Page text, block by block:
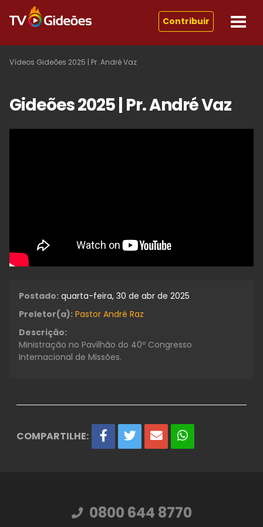
Contribuir
Vídeos Gideões 2025 | Pr. André Vaz
Gideões 2025 | Pr. André Vaz
Postado: quarta-feira, 30 de abr de 2025
Preletor(a): Pastor André Raz
Descrição:
Ministração no Pavilhão do 40º Congresso
Internacional de Missões.
COMPARTILHE:
0800 644 8770